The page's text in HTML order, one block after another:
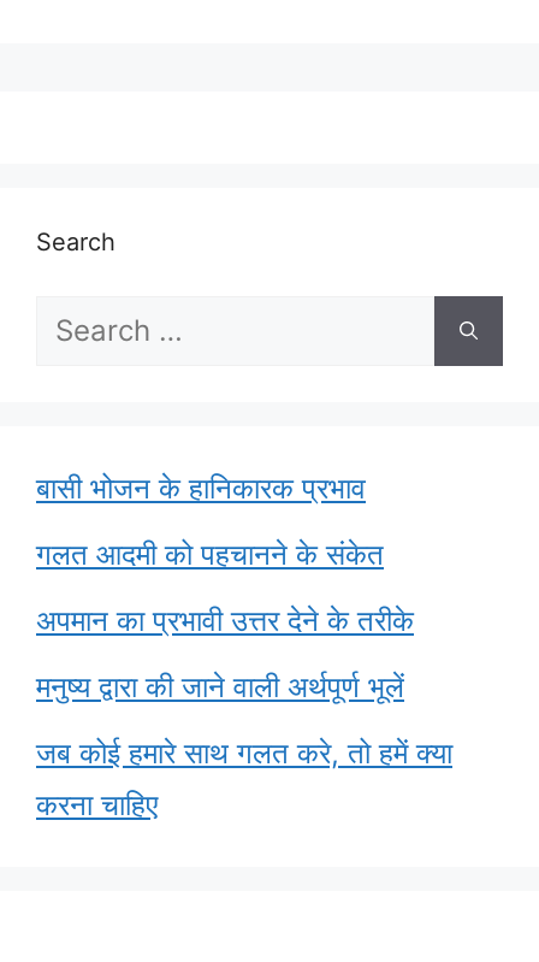
Search
Search
बासी भोजन के हानिकारक प्रभाव
गलत आदमी को पहचानने के संकेत
अपमान का प्रभावी उत्तर देने के तरीके
मनुष्य द्वारा की जाने वाली अर्थपूर्ण भूलें
जब कोई हमारे साथ गलत करे, तो हमें क्या
करना चाहिए